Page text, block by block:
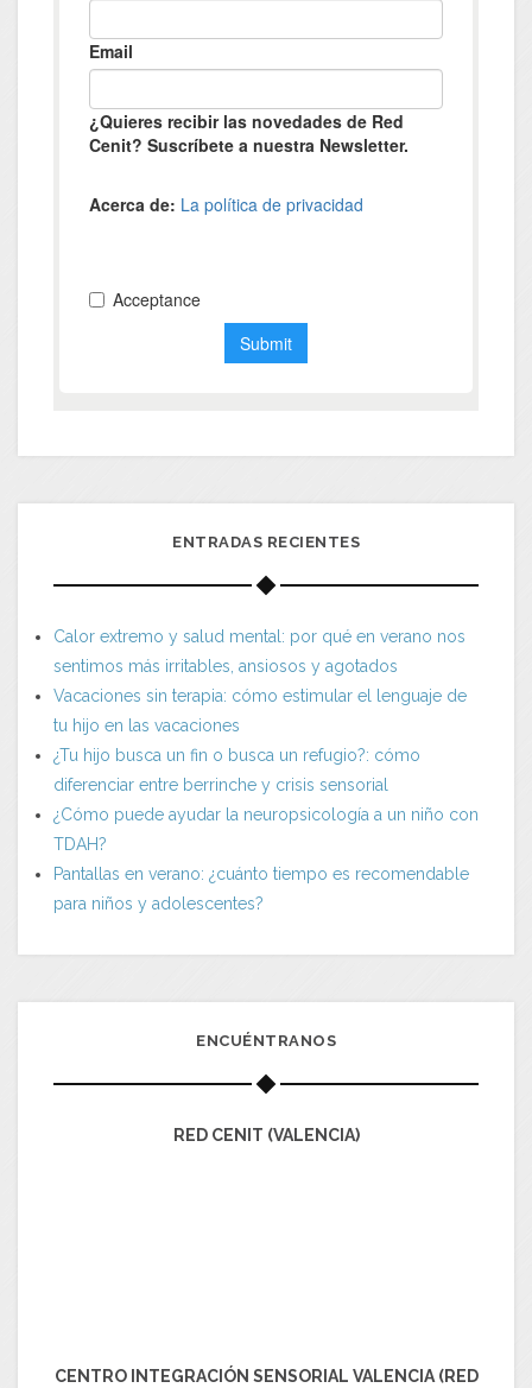
ENTRADAS RECIENTES
Calor extremo y salud mental: por qué en verano nos
sentimos más irritables, ansiosos y agotados
Vacaciones sin terapia: cómo estimular el lenguaje de
tu hijo en las vacaciones
¿Tu hijo busca un fin o busca un refugio?: cómo
diferenciar entre berrinche y crisis sensorial
¿Cómo puede ayudar la neuropsicología a un niño con
TDAH?
Pantallas en verano: ¿cuánto tiempo es recomendable
para niños y adolescentes?
ENCUÉNTRANOS
RED CENIT (VALENCIA)
CENTRO INTEGRACIÓN SENSORIAL VALENCIA (RED